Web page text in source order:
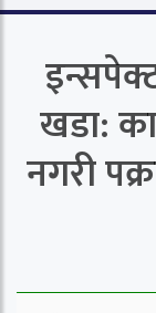
खडा:
नगरी